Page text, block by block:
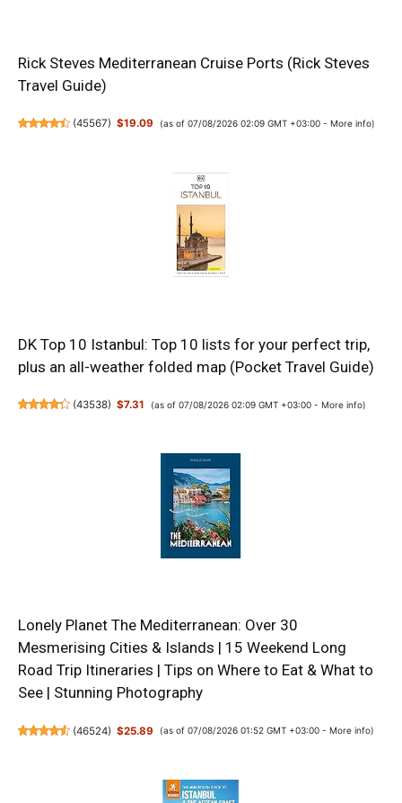
Rick Steves Mediterranean Cruise Ports (Rick Steves
Travel Guide)
(45567) $19.09 (as of 07/08/2026 02:09 GMT +03:00 - More info)
DK Top 10 Istanbul: Top 10 lists for your perfect trip,
plus an all-weather folded map (Pocket Travel Guide)
(43538) $7.31 (as of 07/08/2026 02:09 GMT +03:00 - More info)
Lonely Planet The Mediterranean: Over 30
Mesmerising Cities & Islands | 15 Weekend Long
Road Trip Itineraries | Tips on Where to Eat & What to
See | Stunning Photography
(46524) $25.89 (as of 07/08/2026 01:52 GMT +03:00 - More info)